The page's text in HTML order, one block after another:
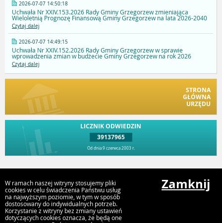
2026-07-07 14:50:18
Uchwała Nr XXIV.153.2026 Rady Gminy Grzegorzew zmieniająca
Wieloletnią Prognozę Finansową Gminy Grzegorzew na lata 2026-2040
Czytaj dalej
2026-07-07 14:49:15
Uchwała Nr XXIV.152.2026 Rady Gminy Grzegorzew w sprawie
wprowadzenia zmian w budżecie Gminy Grzegorzew na rok 2026
Czytaj dalej
STRONA
GŁÓWNA
URZĘDU
LICZNIK ODWIEDZIN
39137965
Od dnia 9 czerwca 2003 r.
Urząd Gminy Grzegorzew
Plac 1000 lecia Państwa Polskiego 1, 62-640 Grzegorzew
W ramach naszej witryny stosujemy pliki
cookies w celu świadczenia Państwu usług
na najwyższym poziomie, w tym w sposób
dostosowany do indywidualnych potrzeb.
Korzystanie z witryny bez zmiany ustawień
dotyczących cookies oznacza, że będą one
Zamknij